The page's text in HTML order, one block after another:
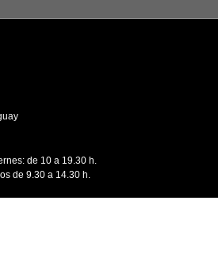
de 10 a 19.30 h.
de 9.30 a 14.30 h.